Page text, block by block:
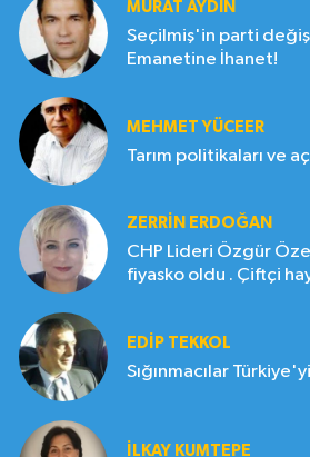
MURAT AYDIN
Seçilmiş'in parti
Emanetine İhanet!
MEHMET YÜCEER
Tarım politikaları ve
ZERRIN ERDOĞAN
CHP Lideri Özgür
fiyasko oldu . Çiftçi
EDIP TEKKOL
Sığınmacılar
İLKAY KUMTEPE